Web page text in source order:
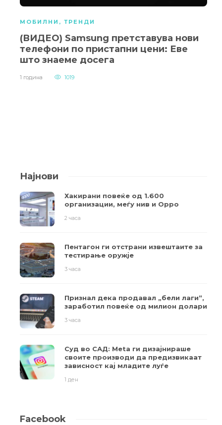
МОБИЛНИ , ТРЕНДИ
(ВИДЕО) Samsung претставува нови
телефони по пристапни цени: Еве
што знаеме досега
1 година 1019
Најнови
Хакирани повеќе од 1.600
организации, меѓу нив и Oppo
2 часа
Пентагон ги отстрани извештаите за
тестирање оружје
3 часа
Признал дека продавал „бели лаги“,
заработил повеќе од милион долари
3 часа
Суд во САД: Meta ги дизајнираше
своите производи да предизвикаат
зависност кај младите луѓе
1 ден
Facebook